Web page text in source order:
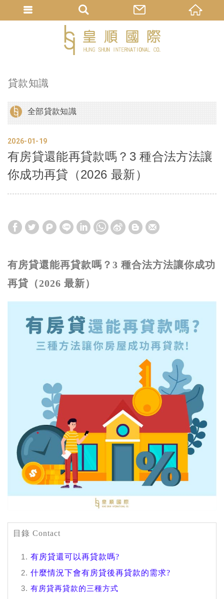
貸款知識
全部貸款知識
19
01
2026
有房貸還能再貸款嗎？3 種合法方法讓
你成功再貸（2026 最新）
有房貸還能再貸款嗎？3 種合法方法讓你成功
再貸（2026 最新）
目錄 Contact
有房貸還可以再貸款嗎?
什麼情況下會有房貸後再貸款的需求?
有房貸再貸款的三種方式